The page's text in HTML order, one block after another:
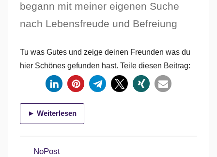
begann mit meiner eigenen Suche
nach Lebensfreude und Befreiung
Tu was Gutes und zeige deinen Freunden was du
hier Schönes gefunden hast. Teile diesen Beitrag:
► Weiterlesen
NoPost